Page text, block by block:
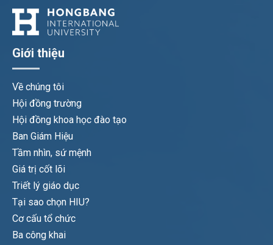
Giới thiệu
Về chúng tôi
Hội đồng trường
Hội đồng khoa học đào tạo
Ban Giám Hiệu
Tầm nhìn, sứ mệnh
Giá trị cốt lõi
Triết lý giáo dục
Tại sao chọn HIU?
Cơ cấu tổ chức
Ba công khai